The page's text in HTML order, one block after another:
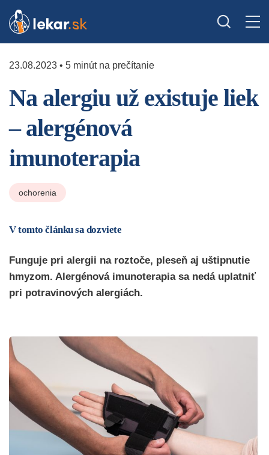
23.08.2023 • 5 minút na prečítanie
Na alergiu už existuje liek
– alergénová
imunoterapia
ochorenia
V tomto článku sa dozviete
Funguje pri alergii na roztoče, pleseň aj uštipnutie
hmyzom. Alergénová imunoterapia sa nedá uplatniť
pri potravinových alergiách.